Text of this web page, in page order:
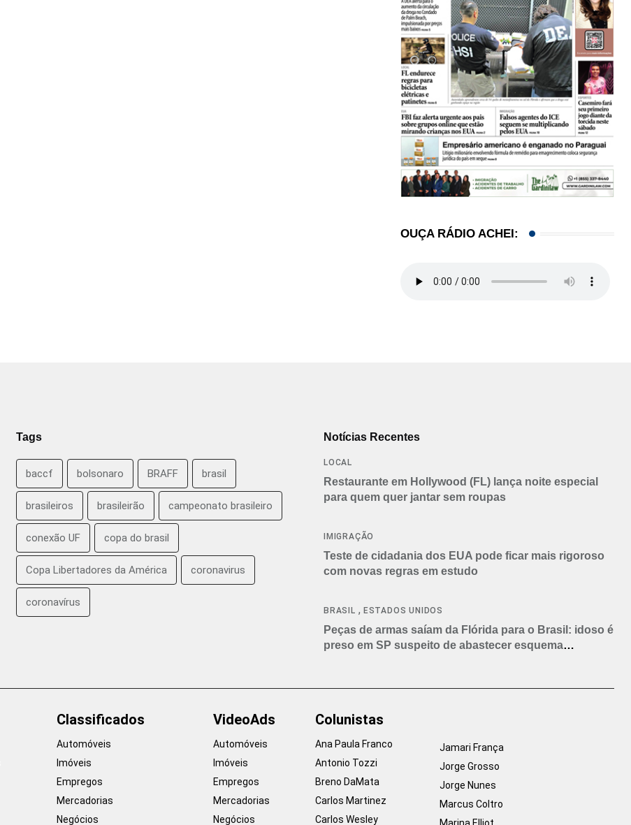
OUÇA RÁDIO ACHEI:
Tags
baccf bolsonaro BRAFF brasil
brasileiros brasileirão campeonato brasileiro
conexão UF copa do brasil
Copa Libertadores da América coronavirus
coronavírus
Notícias Recentes
LOCAL
Restaurante em Hollywood (FL) lança noite especial
para quem quer jantar sem roupas
IMIGRAÇÃO
Teste de cidadania dos EUA pode ficar mais rigoroso
com novas regras em estudo
BRASIL , ESTADOS UNIDOS
Peças de armas saíam da Flórida para o Brasil: idoso é
preso em SP suspeito de abastecer esquema
Classificados
Automóveis
Imóveis
Empregos
Mercadorias
Negócios
VideoAds
Automóveis
Imóveis
Empregos
Mercadorias
Negócios
Colunistas
Ana Paula Franco
Antonio Tozzi
Breno DaMata
Carlos Martinez
Carlos Wesley
Jamari França
Jorge Grosso
Jorge Nunes
Marcus Coltro